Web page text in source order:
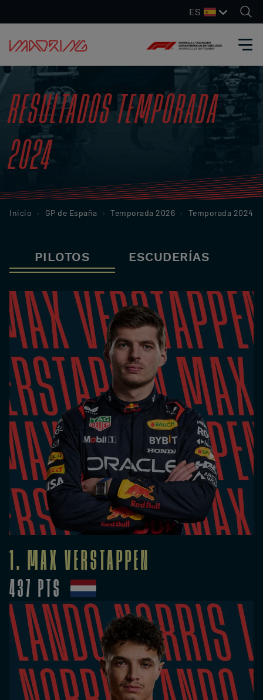
ES
RESULTADOS TEMPORADA
2024
Inicio GP de España Temporada 2026 Temporada 2024
PILOTOS ESCUDERÍAS
1. MAX VERSTAPPEN
437 PTS